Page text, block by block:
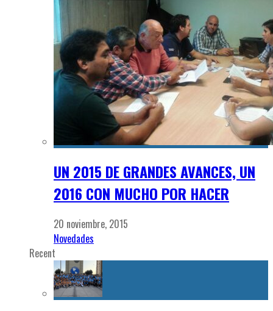
UN 2015 DE GRANDES AVANCES, UN
2016 CON MUCHO POR HACER
20 noviembre, 2015
Novedades
Recent